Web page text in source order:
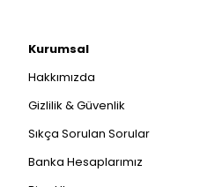
Kurumsal
Hakkımızda
Gizlilik & Güvenlik
Sıkça Sorulan Sorular
Banka Hesaplarımız